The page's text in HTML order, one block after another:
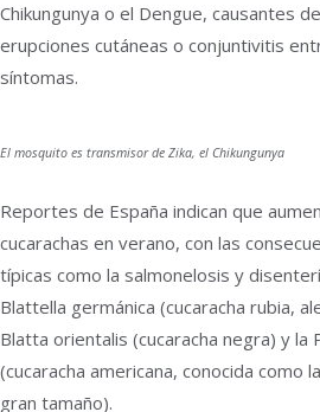
Chikungunya o el Dengue, causantes
erupciones cutáneas o conjuntivitis
síntomas.
El mosquito es transmisor de Zika, el Chikungunya
Reportes de España indican que
cucarachas en verano, con las
típicas como la salmonelosis y
Blattella germánica (cucaracha rubia,
Blatta orientalis (cucaracha negra) y la
(cucaracha americana, conocida como
gran tamaño).